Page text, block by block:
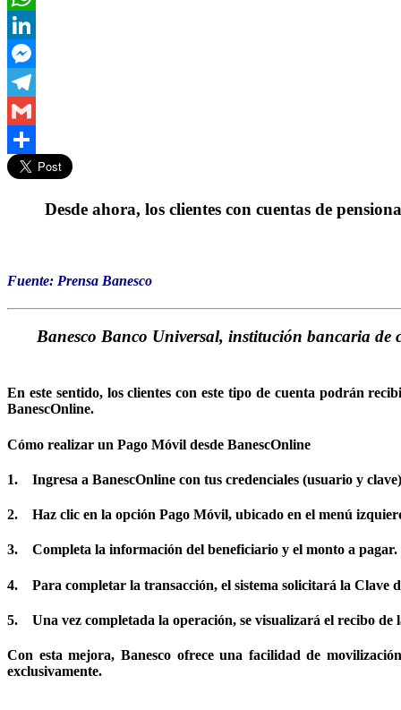
WhatsApp
LinkedIn
Messenger
Telegram
Gmail
Compartir
Desde ahora, los clientes con cuentas de
Fuente: Prensa Banesco
Banesco Banco Universal, institución bancaria de
En este sentido, los clientes con este tipo de cuenta podrán
BanescOnline.
Cómo realizar un Pago Móvil desde BanescOnline
1. Ingresa a BanescOnline con tus credenciales (usuario y clave)
2. Haz clic en la opción Pago Móvil, ubicado en el menú
3. Completa la información del beneficiario y el monto a
4. Para completar la transacción, el sistema solicitará la Clave
5. Una vez completada la operación, se visualizará el recibo de
Con esta mejora, Banesco ofrece una facilidad de
exclusivamente.